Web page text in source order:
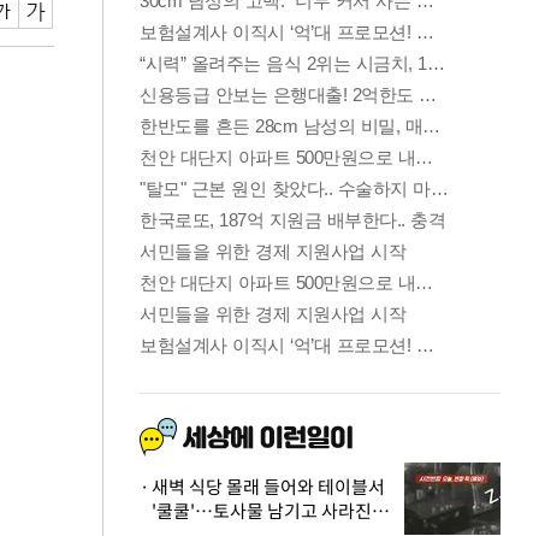
새벽 식당 몰래 들어와 테이블서
'쿨쿨'…토사물 남기고 사라진 남